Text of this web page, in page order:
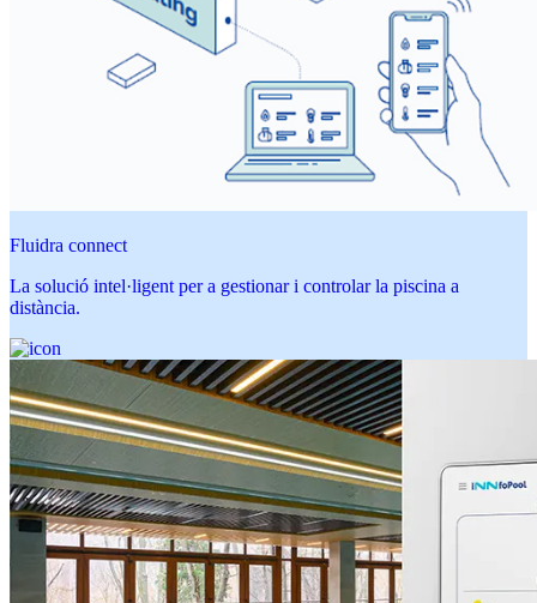
Fluidra connect
La solució intel·ligent per a gestionar i controlar la piscina a
distància.